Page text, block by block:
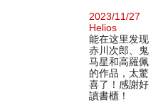
2023/11/27
Helios
能在这里发现
赤川次郎、鬼
马星和高羅佩
的作品，太驚
喜了！感謝好
讀書櫃！